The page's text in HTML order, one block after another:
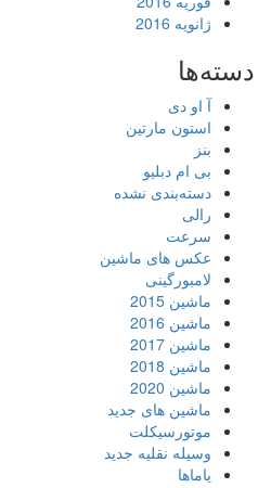
ژانویه 2016
دسته‌ها
آ او دی
استون مارتین
بنز
بی ام دبلیو
دسته‌بندی نشده
رالی
سرعت
عکس های ماشین
لامبورگینی
ماشین 2015
ماشین 2016
ماشین 2017
ماشین 2018
ماشین 2020
ماشین های جدید
موتورسیکلت
وسیله نقلیه جدید
یاماها